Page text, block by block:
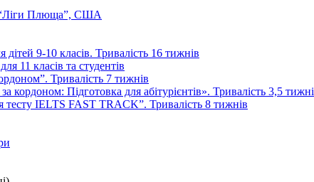
“Ліги Плюща”, США
дітей 9-10 класів. Тривалість 16 тижнів
11 класів та студентів
Тривалість 7 тижнів
кордоном: Підготовка для абітурієнтів». Тривалість 3,5 тижні
тесту IELTS FAST TRACK”. Тривалість 8 тижнів